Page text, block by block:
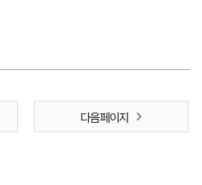
다음 페이지